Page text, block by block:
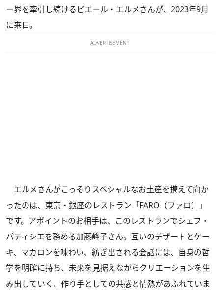
ー界を牽引し続けるピエール・エルメさんが、2023年9月
に来日。
ADVERTISEMENT
エルメさんがこっそりスペシャルなお土産を携えて向か
ったのは、東京・銀座のレストラン「FARO（ファロ）」
です。アポイントのお相手は、このレストランでシェフ・
パティシエを務める加藤峰子さん。互いのデザートとケー
キ、マカロンを味わい、紡ぎ出される会話には、自身の哲
学を明確に持ち、未来を見据えながらクリエーションを生
み出していく、作り手としての共感と情熱があふれていま